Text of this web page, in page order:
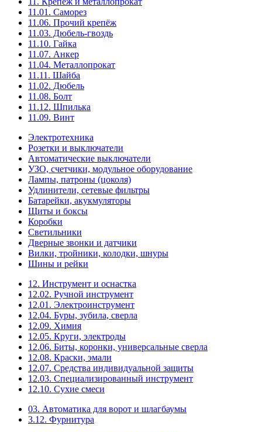
11.01. Саморез
11.06. Прочий крепёж
11.03. Дюбель-гвоздь
11.10. Гайка
11.07. Анкер
11.04. Металлопрокат
11.11. Шайба
11.02. Дюбель
11.08. Болт
11.12. Шпилька
11.09. Винт
Электротехника
Розетки и выключатели
Автоматические выключатели
УЗО, счетчики, модульное оборудование
Лампы, патроны (цоколя)
Удлинители, сетевые фильтры
Батарейки, акукмуляторы
Щиты и боксы
Коробки
Светильники
Дверные звонки и датчики
Вилки, тройники, колодки, шнуры
Шины и рейки
12. Инструмент и оснастка
12.02. Ручной инструмент
12.01. Электроинструмент
12.04. Буры, зубила, сверла
12.09. Химия
12.05. Круги, электроды
12.06. Биты, коронки, универсальные сверла
12.08. Краски, эмали
12.07. Средства индивидуальной защиты
12.03. Специализированный инструмент
12.10. Сухие смеси
03. Автоматика для ворот и шлагбаумы
3.12. Фурнитура